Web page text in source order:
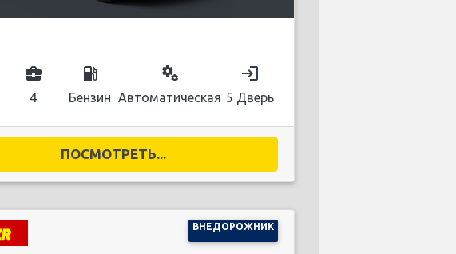
business_center
4
local_gas_station
Бензин
miscellaneous_services
Автоматическая
login
5 Дверь
ПОСМОТРЕТЬ...
ВНЕДОРОЖНИК